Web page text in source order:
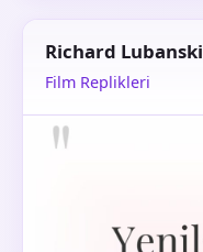
Richard Lubanski
Film Replikleri